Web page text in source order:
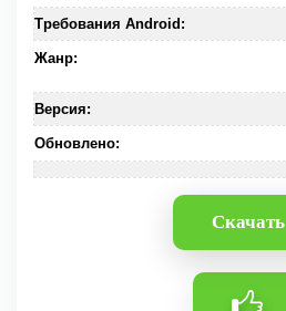
Требования Android:
Жанр:
Версия:
Обновлено:
Скачать